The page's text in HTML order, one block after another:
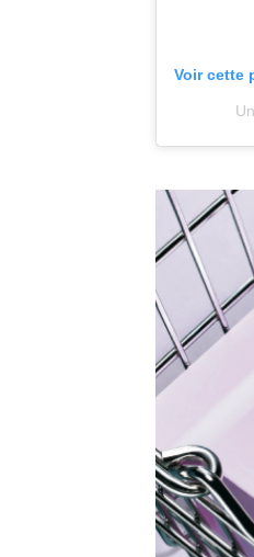
Voir cette